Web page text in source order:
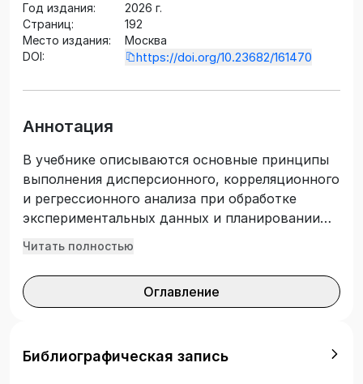
Год издания:
2026 г.
Страниц:
192
Место издания:
Москва
DOI:
https://doi.org/10.23682/161470
Аннотация
В учебнике описываются основные принципы
выполнения дисперсионного, корреляционного
и регрессионного анализа при обработке
экспериментальных данных и планировании
экспериментального исследования. Особое
решения задач с использованием различных
компьютерных приложений. Изложение теории
Федерального государственного
Читать полностью
Оглавление
Библиографическая запись